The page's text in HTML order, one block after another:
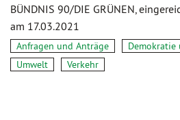
BÜNDNIS 90/DIE GRÜNEN,
am 17.03.2021
Anfragen und Anträge
Umwelt
Verkehr